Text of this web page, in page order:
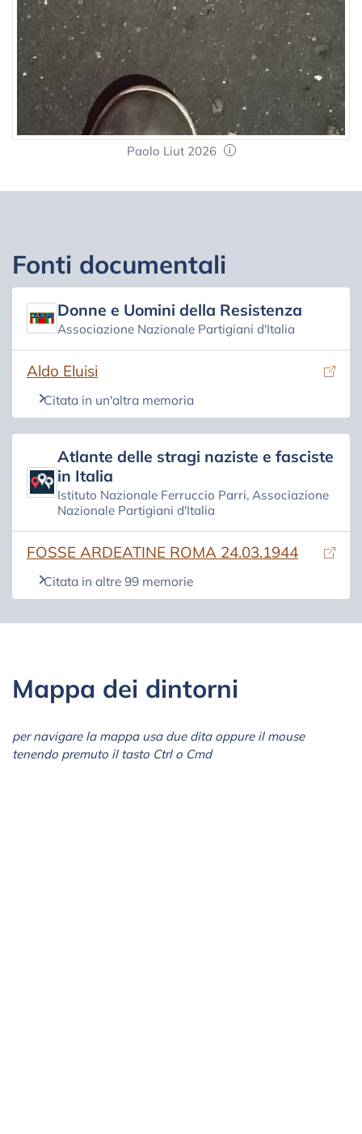
Paolo Liut 2026
Fonti documentali
Donne e Uomini della Resistenza
Associazione Nazionale Partigiani d'Italia
Aldo Eluisi
(si apre in una nuova scheda)
Citata in un'altra memoria
Atlante delle stragi naziste e fasciste
in Italia
Istituto Nazionale Ferruccio Parri, Associazione
Nazionale Partigiani d'Italia
FOSSE ARDEATINE ROMA 24.03.1944
(si apre in una nuova scheda)
Citata in altre 99 memorie
Mappa dei dintorni
per navigare la mappa usa due dita oppure il mouse
tenendo premuto il tasto Ctrl o Cmd